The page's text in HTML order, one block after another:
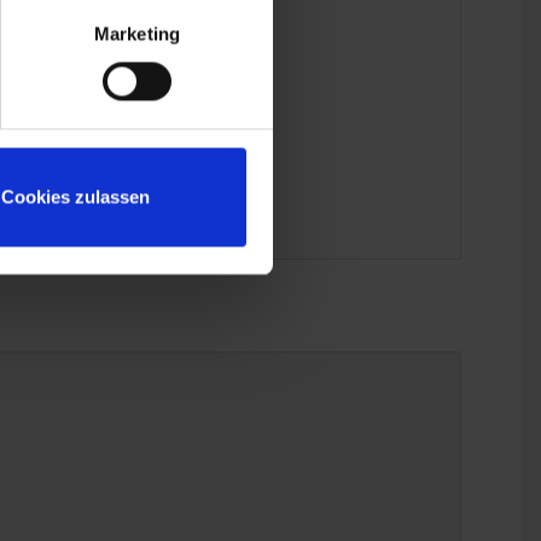
Marketing
Cookies zulassen